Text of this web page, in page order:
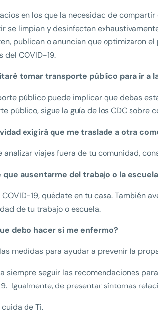
en los que la necesidad de
se limpian y desinfectan
publican o anuncian que optimizaron
del COVID-19.
tomar transporte público para ir a
público puede implicar que debas
público, sigue la guía de los CDC sobre
exigirá que me traslade a otra
analizar viajes fuera de tu comunidad,
que ausentarme del trabajo o la
COVID-19, quédate en tu casa. También
de tu trabajo o escuela.
debo hacer si me enfermo?
medidas para ayudar a prevenir la
siempre seguir las recomendaciones
Igualmente, de presentar síntomas
cuida de Ti.